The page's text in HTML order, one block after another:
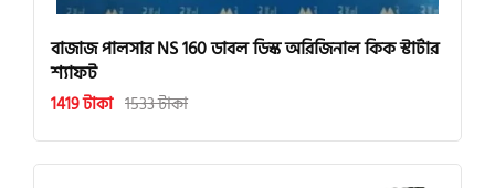
বাজাজ পালসার NS 160 ডাবল ডিস্ক অরিজিনাল কিক স্টার্টার
শ্যাফট
1419 টাকা 1533 টাকা